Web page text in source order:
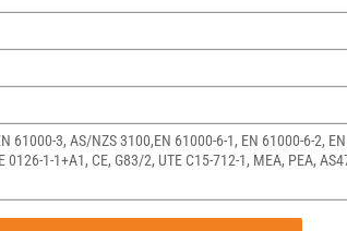
61000-3, AS/NZS 3100,EN 61000-6-1, EN 61000-6-2,
0126-1-1+A1, CE, G83/2, UTE C15-712-1, MEA, PEA,